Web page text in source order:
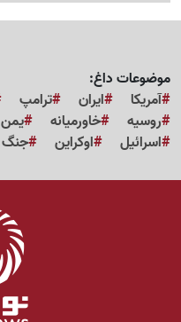
موضوعات داغ:
آمریکا
ایران ترامپ
روسیه
خاورمیانه یمن
اسرائیل
اوکراین جنگ